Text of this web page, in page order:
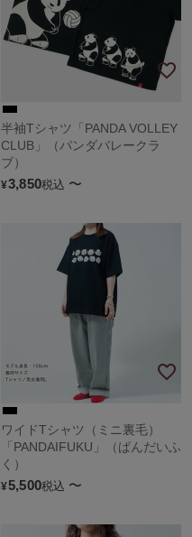
半袖Tシャツ「PANDA VOLLEY
CLUB」（パンダバレークラ
ブ）
¥3,850税込 〜
ワイドTシャツ（ミニ裏毛）
「PANDAIFUKU」（ぱんだいふ
く）
¥5,500税込 〜